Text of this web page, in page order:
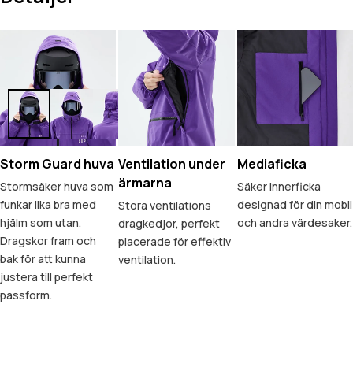
Storm Guard huva
Stormsäker huva som
funkar lika bra med
hjälm som utan.
Dragskor fram och
bak för att kunna
justera till perfekt
passform.
Ventilation under
ärmarna
Stora ventilations
dragkedjor, perfekt
placerade för effektiv
ventilation.
Mediaficka
Säker innerficka
designad för din mobil
och andra värdesaker.